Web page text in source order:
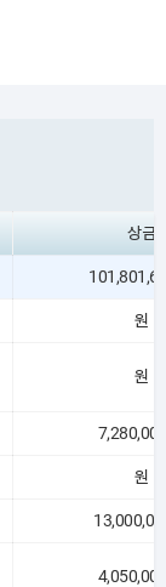
상금
원
원
원